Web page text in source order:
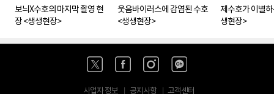
보늬X수호의 마지막 촬영 현
장 <생생현장>
웃음바이러스에 감염된 수호
<생생현장>
제수호가 이별
생현장>
사업자 정보 공지사항 고객센터